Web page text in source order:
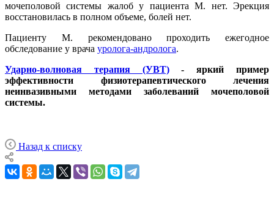
мочеполовой системы жалоб у пациента М. нет. Эрекция
восстановилась в полном объеме, болей нет.
Пациенту М. рекомендовано проходить ежегодное
обследование у врача уролога-андролога.
Ударно-волновая терапия (УВТ)- яркий пример
эффективности физиотерапевтического лечения
неинвазивными методами заболеваний мочеполовой
системы.
Назад к списку